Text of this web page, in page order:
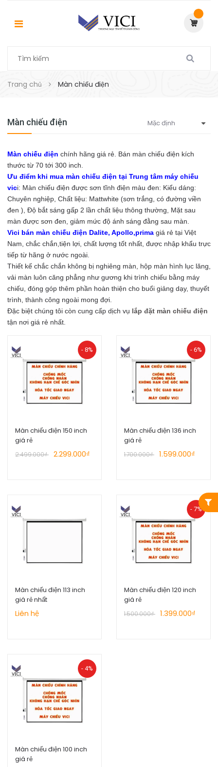
Trang chủ Màn chiếu điện
Màn chiếu điện
Màn chiếu điện chính hãng giá rẻ. Bán màn chiếu điện kích
thước từ 70 tới 300 inch.
Ưu điểm khi mua màn chiếu điện tại Trung tâm máy chiếu
vici: Màn chiếu điện được sơn tĩnh điện màu đen: Kiểu dáng:
Chuyên nghiệp, Chất liệu: Mattwhite (sơn trắng, có đường viền
đen ), Độ bắt sáng gấp 2 lần chất liệu thông thường, Mặt sau
màn được sơn đen, giảm mức độ ánh sáng đằng sau màn.
Vici bán màn chiếu điện Dalite, Apollo,prima giá rẻ tại Việt
Nam, chắc chắn,tiện lợi, chất lượng tốt nhất, được nhập khẩu trực
tiếp từ hãng ở nước ngoài.
Thiết kế chắc chắn không bị nghiêng màn, hộp màn hình lục lăng,
vải màn luôn căng phẳng như gương khi trình chiếu bằng máy
chiếu, đóng góp thêm phần hoàn thiện cho buổi giảng dạy, thuyết
trình, thành công ngoài mong đợi.
Đặc biệt chúng tôi còn cung cấp dịch vụ lắp đặt màn chiếu điện
tận nơi giá rẻ nhất.
- 8%
Màn chiếu điện 150 inch
giá rẻ
2.499.000₫ 2.299.000₫
- 6%
Màn chiếu điện 136 inch
giá rẻ
1.700.000₫ 1.599.000₫
Màn chiếu điện 113 inch
giá rẻ nhất
Liên hệ
- 7%
Màn chiếu điện 120 inch
giá rẻ
1.500.000₫ 1.399.000₫
- 4%
Màn chiếu điện 100 inch
giá rẻ